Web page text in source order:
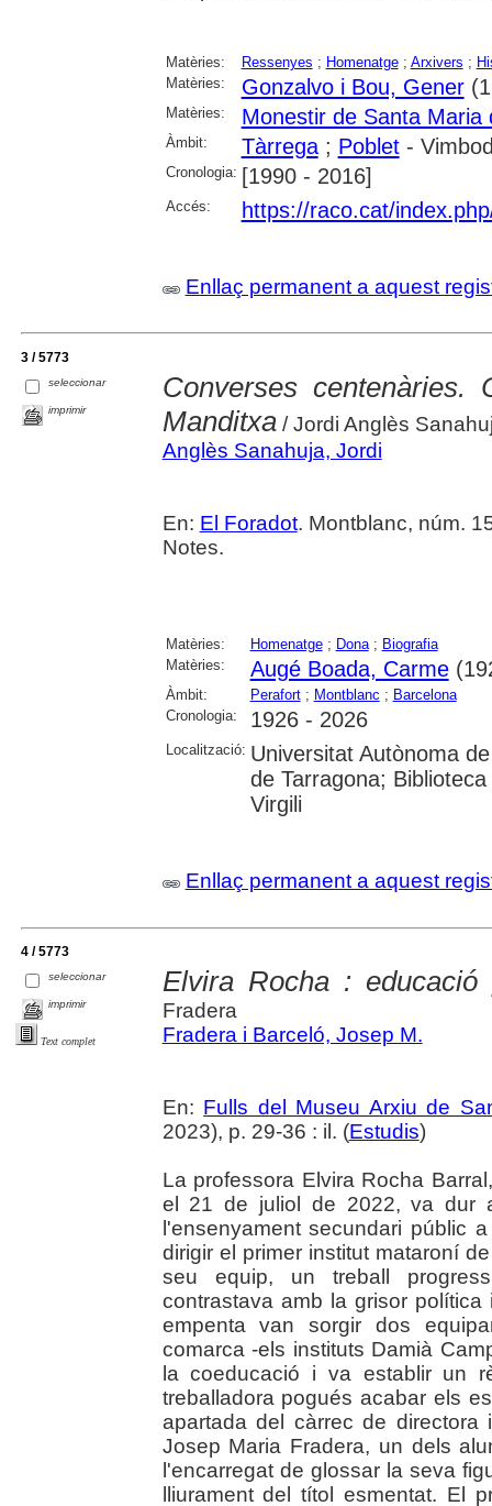
Matèries: Ressenyes ; Homenatge; Arxivers ;
Matèries:
Gonzalvo i Bou, Gener
Matèries: Monestir de Santa Maria
Àmbit: Tàrrega; Poblet-
Cronologia: [1990 - 2016]
Accés: https://raco.cat/
Enllaç permanent a aquest
3 / 5773
seleccionar
imprimir
Converses
Manditxa/ Jordi Anglès
Anglès Sanahuja, Jordi
En: El Foradot. Montblanc, núm.
Notes.
Matèries: Homenatge; Dona; Biografia
Matèries:
Augé Boada, Carme
Àmbit: Perafort; Montblanc ; Barcelona
Cronologia:
1926 - 2026
Localització: Universitat Autònoma
de Tarragona;
Virgili
Enllaç permanent a aquest
4 / 5773
seleccionar
imprimir
Text complet
Elvira Rocha :
Fradera
Fradera i Barceló, Josep M.
En: Fulls del Museu Arxiu de
2023), p. 29-36 : il. (Estudis)
La professora Elvira Rocha
el 21 de juliol de 2022, va dur
l'ensenyament secundari públic
dirigir el primer institut mataroní
seu equip, un treball
contrastava amb la grisor
empenta van sorgir dos
comarca -els instituts Damià
la coeducació i va establir un
treballadora pogués acabar els
apartada del càrrec de
Josep Maria Fradera, un dels
l'encarregat de glossar la seva
lliurament del títol esmentat. El